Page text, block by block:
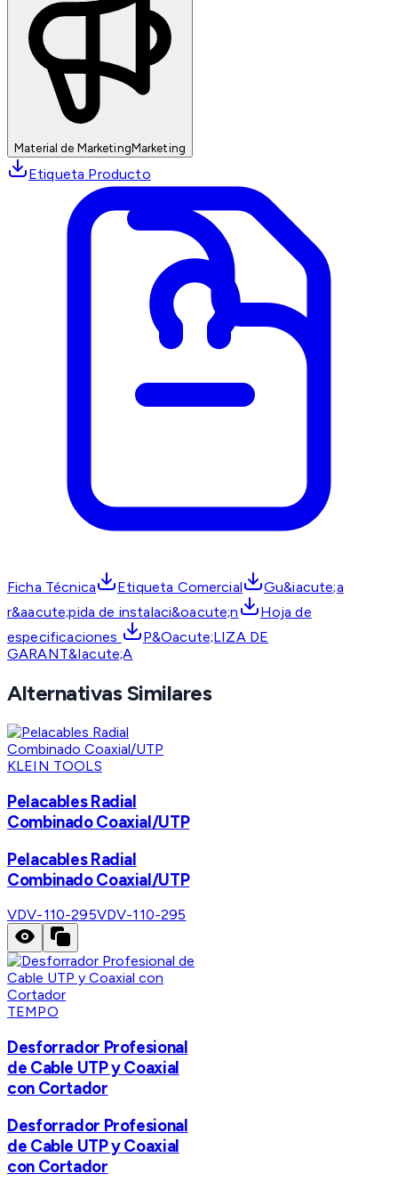
Material de MarketingMarketing
Etiqueta Producto
Ficha Técnica Etiqueta Comercial
Gu&iacute;a
r&aacute;pida de instalaci&oacute;n
Hoja de
especificaciones
P&Oacute;LIZA DE
GARANT&Iacute;A
Alternativas Similares
KLEIN TOOLS
Pelacables Radial
Combinado Coaxial/UTP
Pelacables Radial
Combinado Coaxial/UTP
VDV-110-295VDV-110-295
TEMPO
Desforrador Profesional
de Cable UTP y Coaxial
con Cortador
Desforrador Profesional
de Cable UTP y Coaxial
con Cortador